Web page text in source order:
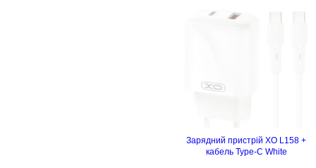
Зарядний пристрій XO L158 +
кабель Type-C White